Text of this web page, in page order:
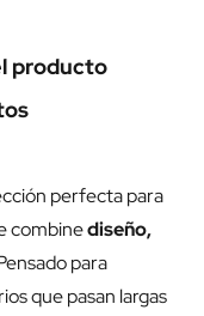
producto
perfecta para
combinediseño,
para
que pasan largas